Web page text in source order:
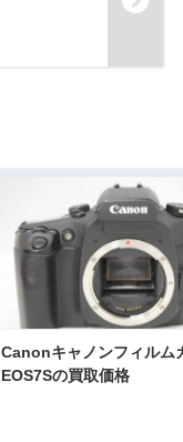
Canonキャノンフィルム
EOS7Sの買取価格